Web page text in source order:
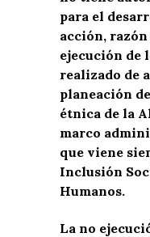
para el
acción,
ejecución de
realizado de
planeación
étnica de la
marco
que viene
Inclusión
Humanos.
La no